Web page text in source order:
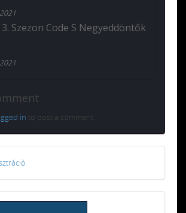
3. Szezon Code S Negyeddöntők
in to post a comment.